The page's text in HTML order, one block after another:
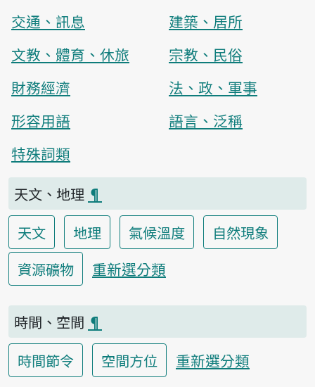
交通、訊息
建築、居所
文教、體育、休旅
宗教、民俗
財務經濟
法、政、軍事
形容用語
語言、泛稱
特殊詞類
天文、地理 ¶
天文
地理 氣候溫度
自然現象
資源礦物
重新選分類
時間、空間 ¶
時間節令
空間方位 重新選分類